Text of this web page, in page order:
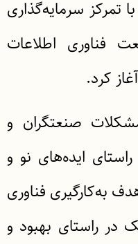
تمرکز سرمایه‌گذاری
فناوری اطلاعات
کرد.
صنعتگران و
ایده‌های نو و
به‌کارگیری فناوری
در راستای بهبود و